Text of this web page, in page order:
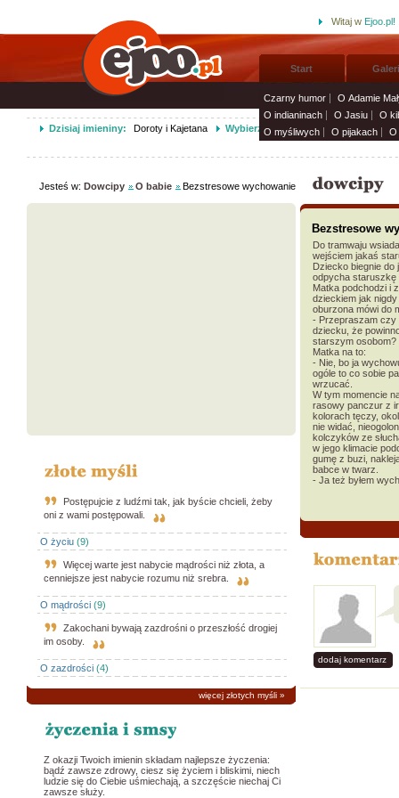
Witaj w Ejoo.pl!
Start
Czarny humor
O Adamie
O indianinach
O Jasiu
O
O myśliwych
O pijakach O
Dzisiaj imieniny: Doroty i Kajetana Wybierz życzenia imieninowe i
Jesteś w:Dowcipy O babie Bezstresowe wychowanie
Postępujcie z ludźmi tak, jak byście chcieli, żeby
oni z wami postępowali.
O życiu (9)
Więcej warte jest nabycie mądrości niż złota, a
cenniejsze jest nabycie rozumu niż srebra.
O mądrości (9)
Zakochani bywają zazdrośni o przeszłość drogiej
im osoby.
O zazdrości (4)
więcej złotych myśli »
Z okazji Twoich imienin składam najlepsze życzenia:
bądź zawsze zdrowy, ciesz się życiem i bliskimi, niech
ludzie się do Ciebie uśmiechają, a szczęście niechaj Ci
zawsze służy.
Bezstresowe
Do tramwaju
wejściem jakaś
Dziecko biegnie do
odpycha staruszkę
Matka podchodzi i
dzieckiem jak
oburzona mówi do
- Przepraszam czy
dziecku, że
starszym osobom?
Matka na to:
- Nie, bo ja
ogóle to co sobie
wrzucać.
W tym momencie
rasowy panczur z
kolorach tęczy,
nie widać,
kolczyków ze
w jego klimacie
gumę z buzi,
babce w twarz.
- Ja też byłem
dodaj komentarz